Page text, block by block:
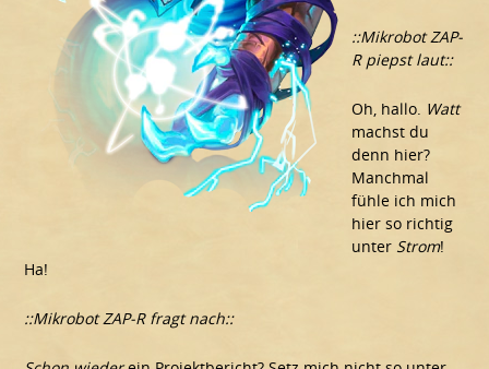
::Mikrobot ZAP-
R piepst laut::
Oh, hallo. Watt
machst du
denn hier?
Manchmal
fühle ich mich
hier so richtig
unter Strom!
Ha!
::Mikrobot ZAP-R fragt nach::